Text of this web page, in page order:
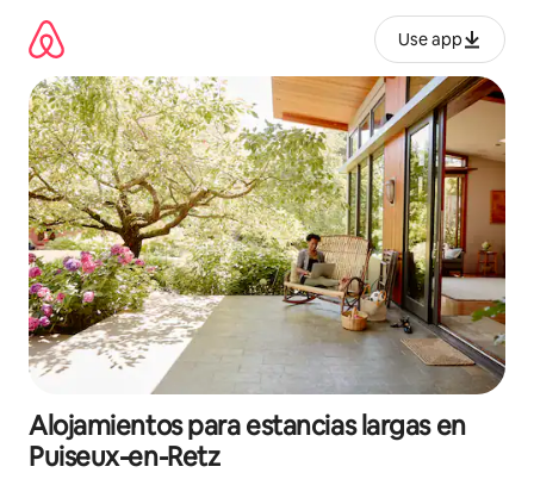
contenido
Use app
Alojamientos para estancias largas en
Puiseux-en-Retz